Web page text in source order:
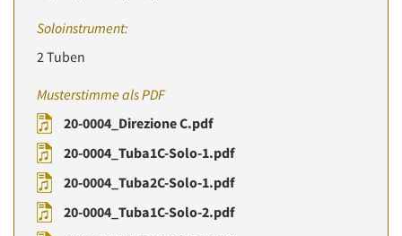
Soloinstrument:
2 Tuben
Musterstimme als PDF
20-0004_Direzione C.pdf
20-0004_Tuba1C-Solo-1.pdf
20-0004_Tuba2C-Solo-1.pdf
20-0004_Tuba1C-Solo-2.pdf